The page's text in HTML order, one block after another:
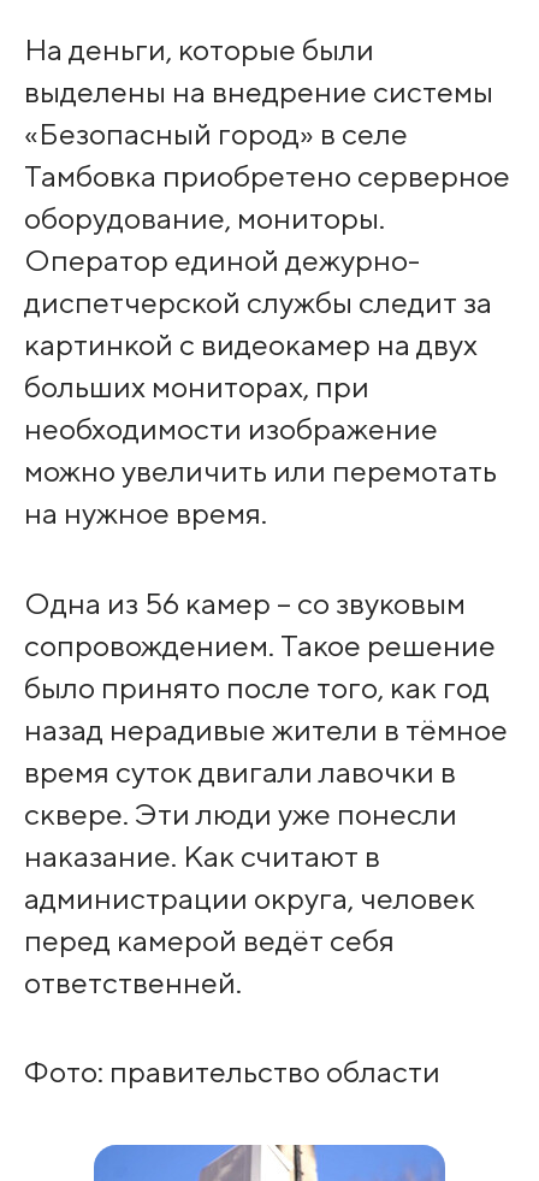
На деньги, которые были
выделены на внедрение системы
«Безопасный город» в селе
Тамбовка приобретено серверное
оборудование, мониторы.
Оператор единой дежурно-
диспетчерской службы следит за
картинкой с видеокамер на двух
больших мониторах, при
необходимости изображение
можно увеличить или перемотать
на нужное время.
Одна из 56 камер – со звуковым
сопровождением. Такое решение
было принято после того, как год
назад нерадивые жители в тёмное
время суток двигали лавочки в
сквере. Эти люди уже понесли
наказание. Как считают в
администрации округа, человек
перед камерой ведёт себя
ответственней.
Фото: правительство области